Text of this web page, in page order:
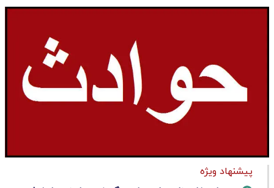
پیشنهاد ویژه